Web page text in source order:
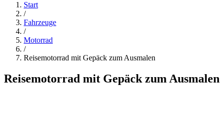
Start
/
Fahrzeuge
/
Motorrad
/
Reisemotorrad mit Gepäck zum Ausmalen
Reisemotorrad mit Gepäck zum Ausmalen